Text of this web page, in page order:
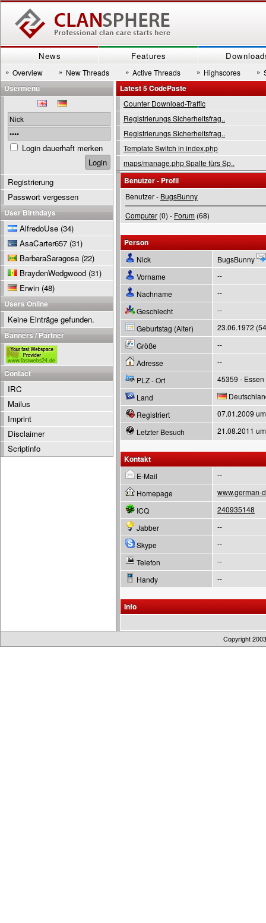
News Features
» Overview » New Threads » Active Threads » Highscores »
Latest 5 CodePaste
Counter Download-Traffic
Registrierungs Sicherheitsfrag..
Registrierungs Sicherheitsfrag..
Template Switch in index.php
maps/manage.php Spalte fürs Sp..
Benutzer - Profil
Benutzer - BugsBunny
Computer (0) - Forum (68)
Person
Nick
BugsBunny
Vorname
--
Nachname
--
Geschlecht
--
Geburtstag (Alter)
23.06.1972
Größe
--
Adresse
--
PLZ - Ort
45359 - Essen
Land
Registriert
07.01.2009
Letzter Besuch
21.08.2011
Kontakt
E-Mail
--
Homepage
www.german-
ICQ
240935148
Jabber
--
Skype
--
Telefon
--
Handy
--
Info
Usermenu
Login dauerhaft merken
Registrierung
Passwort vergessen
User Birthdays
AlfredoUse (34)
AsaCarter657 (31)
BarbaraSaragosa (22)
BraydenWedgwood (31)
Erwin (48)
Users Online
Keine Einträge gefunden.
Banners / Partner
Contact
IRC
Mailus
Imprint
Disclaimer
Scriptinfo
Copyright